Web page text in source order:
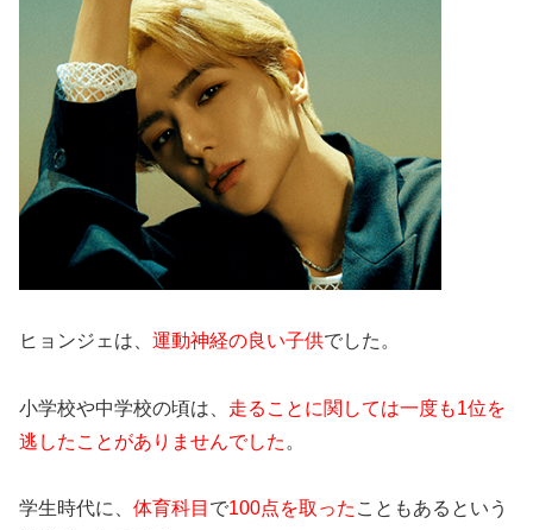
ヒョンジェは、 運動神経の良い子供でした。
小学校や中学校の頃は、 走ることに関しては一度も1位を
逃したことがありませんでした 。
学生時代に、 体育科目 で100点を取った こともある という